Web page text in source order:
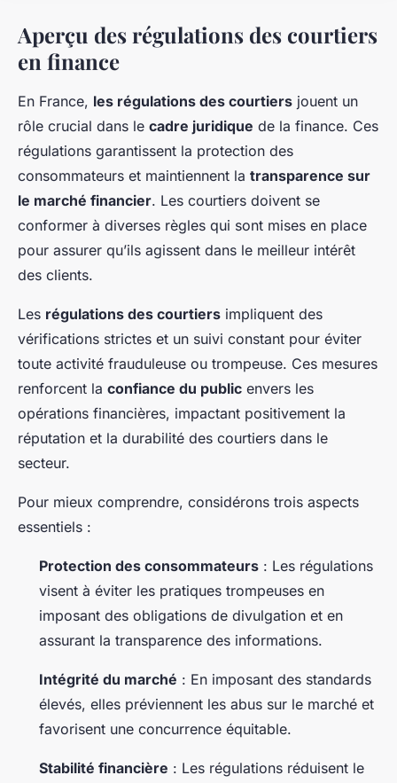
Aperçu des régulations des courtiers
en finance
En France, les régulations des courtiers jouent un
rôle crucial dans le cadre juridique de la finance. Ces
régulations garantissent la protection des
consommateurs et maintiennent la transparence sur
le marché financier. Les courtiers doivent se
conformer à diverses règles qui sont mises en place
pour assurer qu’ils agissent dans le meilleur intérêt
des clients.
Les régulations des courtiers impliquent des
vérifications strictes et un suivi constant pour éviter
toute activité frauduleuse ou trompeuse. Ces mesures
renforcent la confiance du public envers les
opérations financières, impactant positivement la
réputation et la durabilité des courtiers dans le
secteur.
Pour mieux comprendre, considérons trois aspects
essentiels :
Protection des consommateurs : Les régulations
visent à éviter les pratiques trompeuses en
imposant des obligations de divulgation et en
assurant la transparence des informations.
Intégrité du marché : En imposant des standards
élevés, elles préviennent les abus sur le marché et
favorisent une concurrence équitable.
Stabilité financière : Les régulations réduisent le